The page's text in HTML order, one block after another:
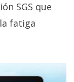
SGS que
fatiga